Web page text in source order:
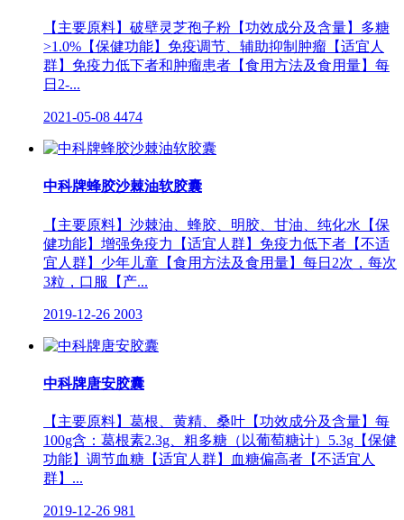
【主要原料】破壁灵芝孢子粉【功效成分及含量】多糖
>1.0%【保健功能】免疫调节、辅助抑制肿瘤【适宜人
群】免疫力低下者和肿瘤患者【食用方法及食用量】每
日2-...
2021-05-08 4474
中科牌蜂胶沙棘油软胶囊
【主要原料】沙棘油、蜂胶、明胶、甘油、纯化水【保
健功能】增强免疫力【适宜人群】免疫力低下者【不适
宜人群】少年儿童【食用方法及食用量】每日2次，每次
3粒，口服【产...
2019-12-26 2003
中科牌唐安胶囊
【主要原料】葛根、黄精、桑叶【功效成分及含量】每
100g含：葛根素2.3g、粗多糖（以葡萄糖计）5.3g【保健
功能】调节血糖【适宜人群】血糖偏高者【不适宜人
群】...
2019-12-26 981